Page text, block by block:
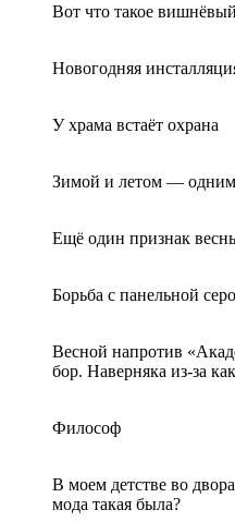
Вот что такое
Новогодняя
У храма встаёт охрана
Зимой и летом —
Ещё один признак
Борьба с панельной
Весной напротив
бор. Наверняка из-за
Философ
В моем детстве во
мода такая была?